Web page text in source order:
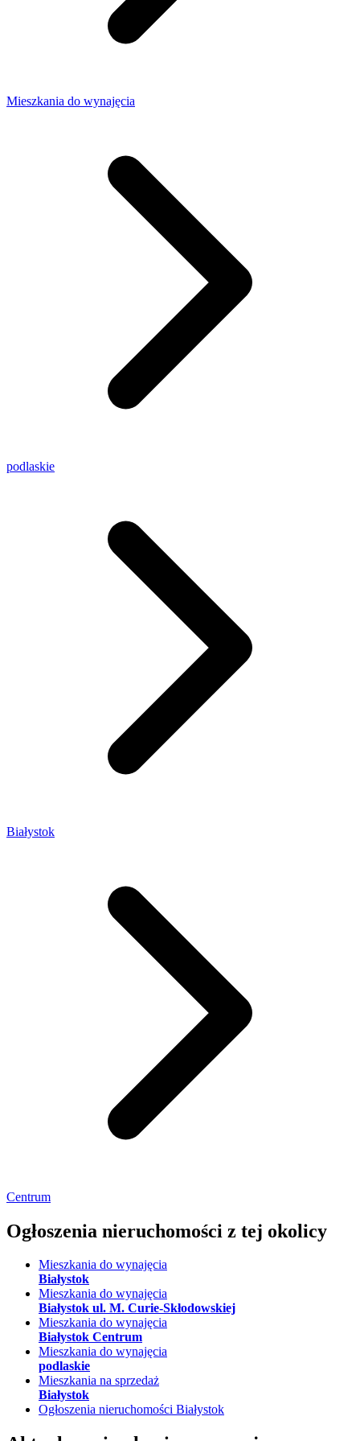
Mieszkania do wynajęcia
podlaskie
Białystok
Centrum
Ogłoszenia nieruchomości z tej okolicy
Mieszkania do wynajęcia
Białystok
Mieszkania do wynajęcia
Białystok ul. M. Curie-Skłodowskiej
Mieszkania do wynajęcia
Białystok Centrum
Mieszkania do wynajęcia
podlaskie
Mieszkania na sprzedaż
Białystok
Ogłoszenia nieruchomości Białystok